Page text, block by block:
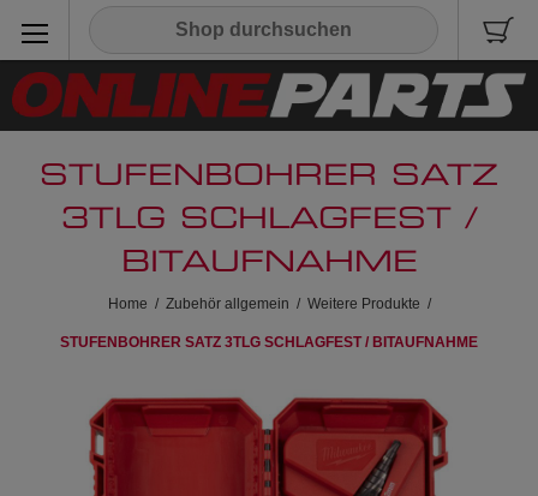
STUFENBOHRER SATZ
3TLG SCHLAGFEST /
BITAUFNAHME
Home / Zubehör allgemein / Weitere Produkte /
STUFENBOHRER SATZ 3TLG SCHLAGFEST / BITAUFNAHME